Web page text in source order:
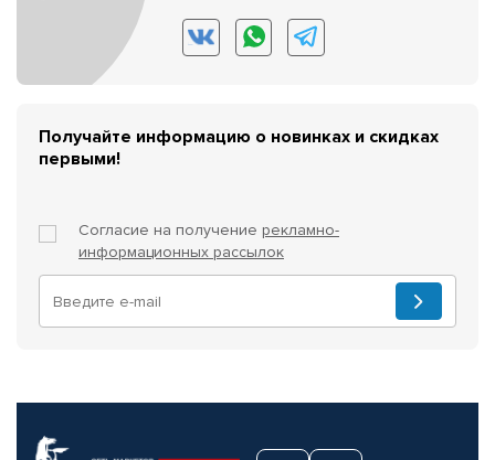
Получайте информацию о новинках и скидках
первыми!
Согласие на получение рекламно-
информационных рассылок